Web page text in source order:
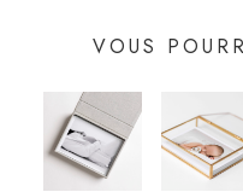
VOUS